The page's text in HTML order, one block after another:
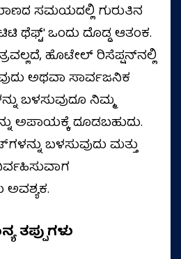
ಸಮಯದಲ್ಲಿ ಗುರುತಿನ
ಒಂದು ದೊಡ್ಡ ಆತಂಕ.
ಹೊಟೇಲ್ ರಿಸೆಪ್ಷನ್‌ನಲ್ಲಿ
ಅಥವಾ ಸಾರ್ವಜನಿಕ
ಬಳಸುವುದೂ ನಿಮ್ಮ
ಅಪಾಯಕ್ಕೆ ದೂಡಬಹುದು.
ಬಳಸುವುದು ಮತ್ತು
ಅವಶ್ಯಕ.
ತಪ್ಪುಗಳು